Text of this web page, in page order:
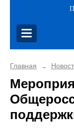
Главная →